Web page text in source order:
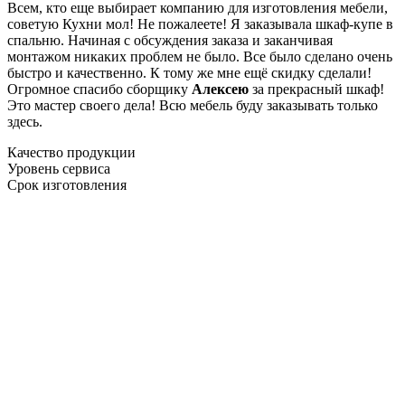
Всем, кто еще выбирает компанию для изготовления мебели,
советую Кухни мол! Не пожалеете! Я заказывала шкаф-купе в
спальню. Начиная с обсуждения заказа и заканчивая
монтажом никаких проблем не было. Все было сделано очень
быстро и качественно. К тому же мне ещё скидку сделали!
Огромное спасибо сборщику Алексею за прекрасный шкаф!
Это мастер своего дела! Всю мебель буду заказывать только
здесь.
Качество продукции
Уровень сервиса
Срок изготовления